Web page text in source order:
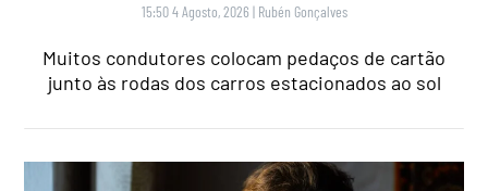
15:50 4 Agosto, 2026 | Rubén Gonçalves
Muitos condutores colocam pedaços de cartão
junto às rodas dos carros estacionados ao sol